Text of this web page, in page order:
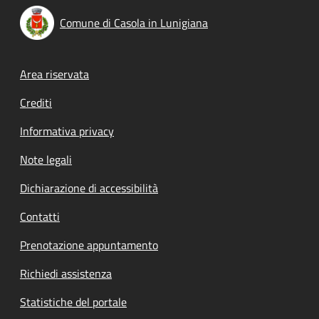
Comune di Casola in Lunigiana
Footer menu
Area riservata
Crediti
Informativa privacy
Note legali
Dichiarazione di accessibilità
Contatti
Prenotazione appuntamento
Richiedi assistenza
Statistiche del portale